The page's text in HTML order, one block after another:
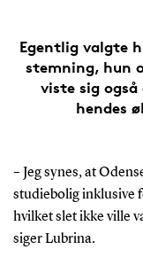
Egentlig valgte
stemning, hun
viste sig
hendes
– Jeg synes, at
studiebolig inklusive
hvilket slet ikke ville
siger Lubrina.